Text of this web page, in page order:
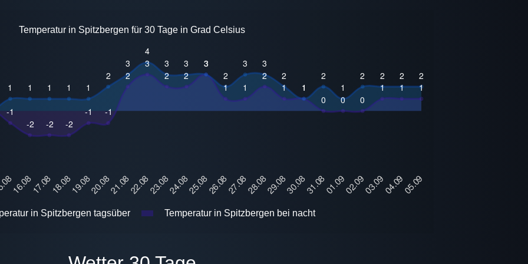
Temperatur in Spitzbergen für 30 Tage in Grad Celsius
in Spitzbergen tagsüber Temperatur in Spitzbergen bei nacht